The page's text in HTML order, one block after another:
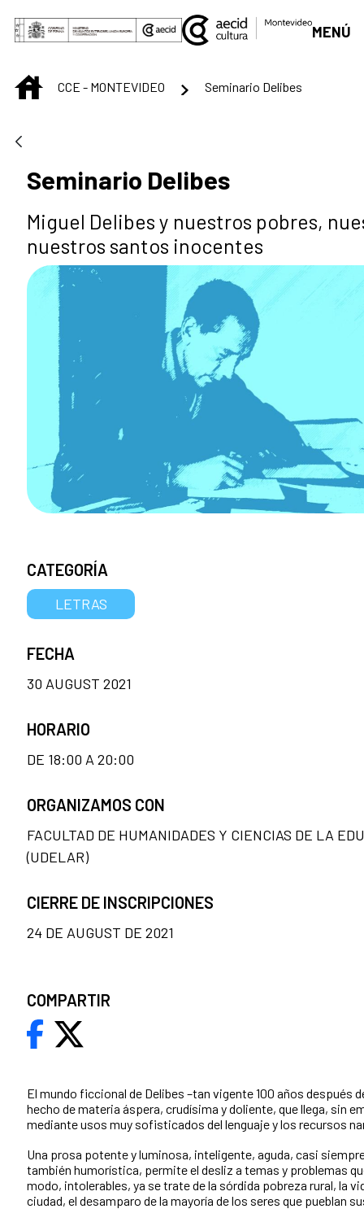
Skip to Main Content
MENÚ
INICIOCCE - MONTEVIDEO Seminario Delibes
Seminario Delibes
Miguel Delibes y nuestros pobres,
nuestros santos inocentes
El mundo ficcional de Delibes –tan vigente 100 años después
hecho de materia áspera, crudísima y doliente, que llega, sin
mediante usos muy sofisticados del lenguaje y los recursos
Una prosa potente y luminosa, inteligente, aguda, casi
también humorística, permite el desliz a temas y problemas
modo, intolerables, ya se trate de la sórdida pobreza rural, la
ciudad, el desamparo de la mayoría de los seres que pueblan
CATEGORÍA
LETRAS
FECHA
30 AUGUST 2021
HORARIO
DE 18:00 A 20:00
ORGANIZAMOS CON
FACULTAD DE HUMANIDADES Y CIENCIAS DE LA
(UDELAR)
CIERRE DE INSCRIPCIONES
24 DE AUGUST DE 2021
COMPARTIR